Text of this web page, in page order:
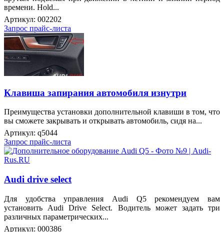
времени. Hold...
Артикул: 002202
Запрос прайс-листа
Клавиша запирания автомобиля изнутри
Преимущества установки дополнительной клавиши в том, что
вы сможете закрывать и открывать автомобиль, сидя на...
Артикул: q5044
Запрос прайс-листа
Audi drive select
Для удобства управления Audi Q5 рекомендуем вам
установить Audi Drive Select. Водитель может задать три
различных параметрических...
Артикул: 000386